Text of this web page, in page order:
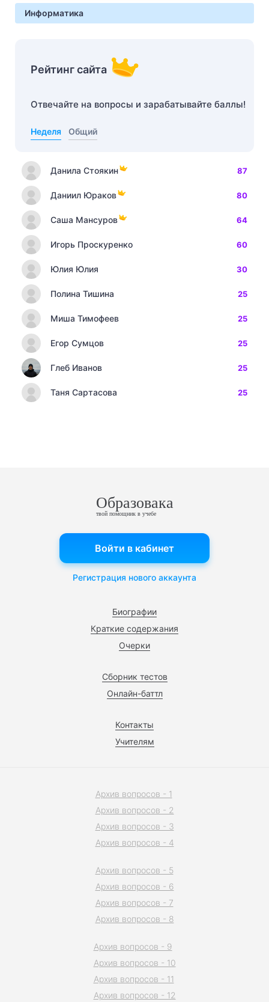
Информатика
Рейтинг сайта
Отвечайте на вопросы и зарабатывайте баллы!
Неделя Общий
Данила Стоякин 87
Даниил Юраков 80
Саша Мансуров 64
Игорь Проскуренко 60
Юлия Юлия 30
Полина Тишина 25
Миша Тимофеев 25
Егор Сумцов 25
Глеб Иванов 25
Таня Сартасова 25
Образовака
твой помощник в учебе
Биографии
Краткие содержания
Очерки
Сборник тестов
Онлайн-баттл
Контакты
Учителям
Войти в кабинет
Регистрация нового аккаунта
Архив вопросов - 1
Архив вопросов - 2
Архив вопросов - 3
Архив вопросов - 4
Архив вопросов - 5
Архив вопросов - 6
Архив вопросов - 7
Архив вопросов - 8
Архив вопросов - 9
Архив вопросов - 10
Архив вопросов - 11
Архив вопросов - 12